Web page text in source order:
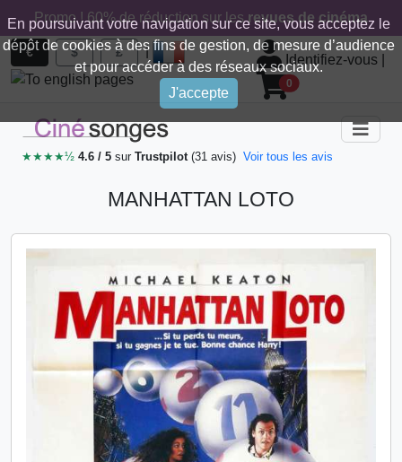
En poursuivant votre navigation sur ce site, vous acceptez le
dépôt de cookies à des fins de gestion, de mesure d’audience
et pour accéder à des réseaux sociaux.
J'accepte
Promo ! 60% de réduction sur lesrevues de cinéma
€ $ £ |
Identifiez-vous
0
★★★★½ 4.6 / 5 sur Trustpilot (31 avis) Voir tous les avis
MANHATTAN LOTO